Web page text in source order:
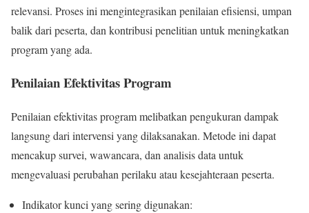
relevansi. Proses ini mengintegrasikan penilaian efisiensi, umpan
balik dari peserta, dan kontribusi penelitian untuk meningkatkan
program yang ada.
Penilaian Efektivitas Program
Penilaian efektivitas program melibatkan pengukuran dampak
langsung dari intervensi yang dilaksanakan. Metode ini dapat
mencakup survei, wawancara, dan analisis data untuk
mengevaluasi perubahan perilaku atau kesejahteraan peserta.
Indikator kunci yang sering digunakan: